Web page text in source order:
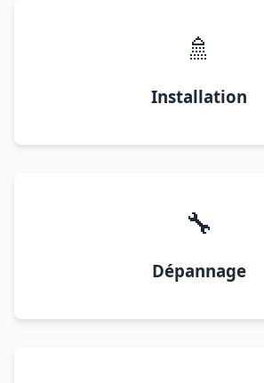
🚿
Installation
🔧
Dépannage